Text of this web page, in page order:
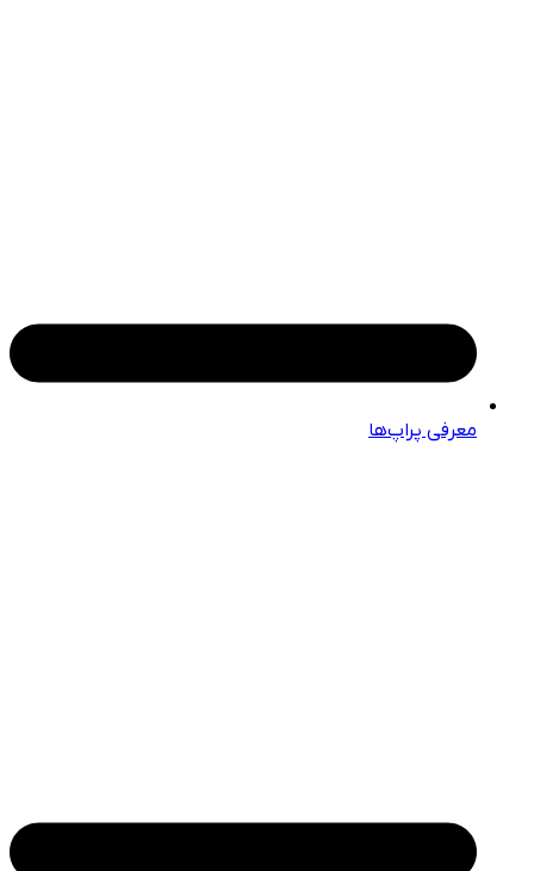
معرفی پراپ‌ها